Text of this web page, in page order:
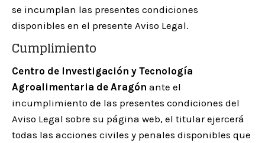
se incumplan las presentes condiciones
disponibles en el presente Aviso Legal.
Cumplimiento
Centro de Investigación y Tecnología
Agroalimentaria de Aragón ante el
incumplimiento de las presentes condiciones del
Aviso Legal sobre su página web, el titular ejercerá
todas las acciones civiles y penales disponibles que